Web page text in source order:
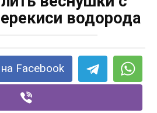
водорода
Facebook